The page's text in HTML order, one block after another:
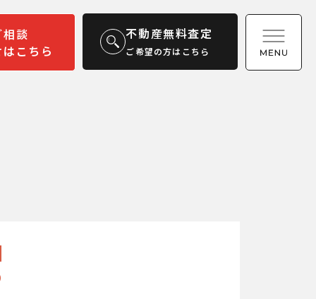
談
こちら
不動産無料査定
ご希望の方はこちら